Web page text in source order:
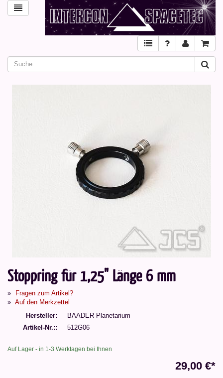
Stoppring für 1,25" Länge 6 mm
Fragen zum Artikel?
Auf den Merkzettel
Hersteller
BAADER Planetarium
Artikel-Nr.:
512G06
Auf Lager - in 1-3 Werktagen bei Ihnen
29,00 €*